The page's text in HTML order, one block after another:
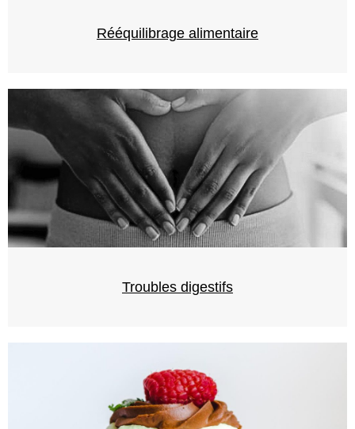
Rééquilibrage alimentaire
Troubles digestifs